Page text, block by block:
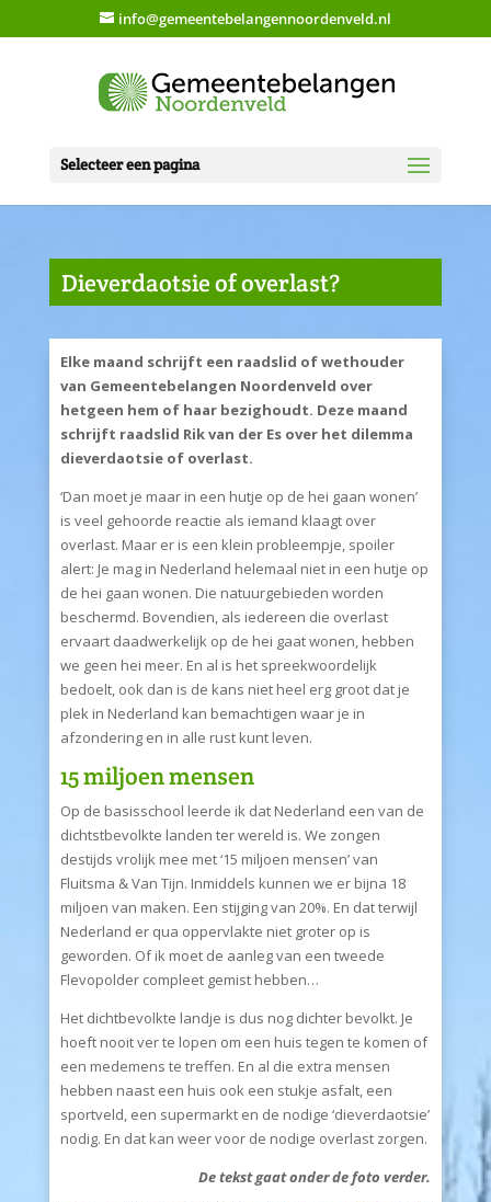
info@gemeentebelangennoordenveld.nl
Selecteer een pagina
Dieverdaotsie of overlast?
Elke maand schrijft een raadslid of wethouder
van Gemeentebelangen Noordenveld over
hetgeen hem of haar bezighoudt. Deze maand
schrijft raadslid Rik van der Es over het dilemma
dieverdaotsie of overlast.
‘Dan moet je maar in een hutje op de hei gaan wonen’
is veel gehoorde reactie als iemand klaagt over
overlast. Maar er is een klein probleempje, spoiler
alert: Je mag in Nederland helemaal niet in een hutje op
de hei gaan wonen. Die natuurgebieden worden
beschermd. Bovendien, als iedereen die overlast
ervaart daadwerkelijk op de hei gaat wonen, hebben
we geen hei meer. En al is het spreekwoordelijk
bedoelt, ook dan is de kans niet heel erg groot dat je
plek in Nederland kan bemachtigen waar je in
afzondering en in alle rust kunt leven.
15 miljoen mensen
Op de basisschool leerde ik dat Nederland een van de
dichtstbevolkte landen ter wereld is. We zongen
destijds vrolijk mee met ‘15 miljoen mensen’ van
Fluitsma & Van Tijn. Inmiddels kunnen we er bijna 18
miljoen van maken. Een stijging van 20%. En dat terwijl
Nederland er qua oppervlakte niet groter op is
geworden. Of ik moet de aanleg van een tweede
Flevopolder compleet gemist hebben…
Het dichtbevolkte landje is dus nog dichter bevolkt. Je
hoeft nooit ver te lopen om een huis tegen te komen of
een medemens te treffen. En al die extra mensen
hebben naast een huis ook een stukje asfalt, een
sportveld, een supermarkt en de nodige ‘dieverdaotsie’
nodig. En dat kan weer voor de nodige overlast zorgen.
De tekst gaat onder de foto verder.